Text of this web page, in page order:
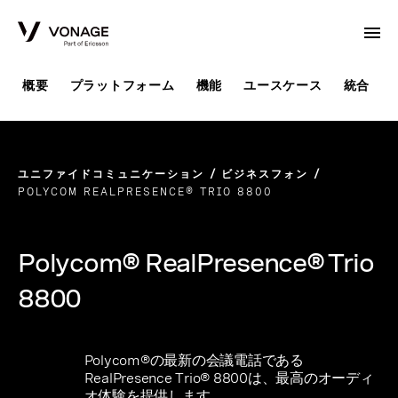
概要 プラットフォーム 機能 ユースケース 統合
ユニファイドコミュニケーション
ビジネスフォン
POLYCOM REALPRESENCE® TRIO 8800
Polycom® RealPresence® Trio
8800
Polycom®の最新の会議電話である
RealPresence Trio® 8800は、最高のオーディ